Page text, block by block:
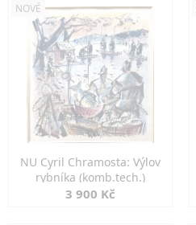
NOVÉ
NU Cyril Chramosta: Výlov
rybníka (komb.tech.)
3 900 Kč